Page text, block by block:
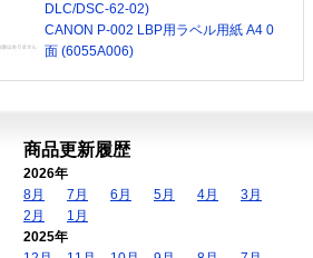
DLC/DSC-62-02)
CANON P-002 LBP用ラベル用紙 A4 0
面 (6055A006)
商品更新履歴
2026年
8月
7月 6月 5月 4月
3月
2月
1月
2025年